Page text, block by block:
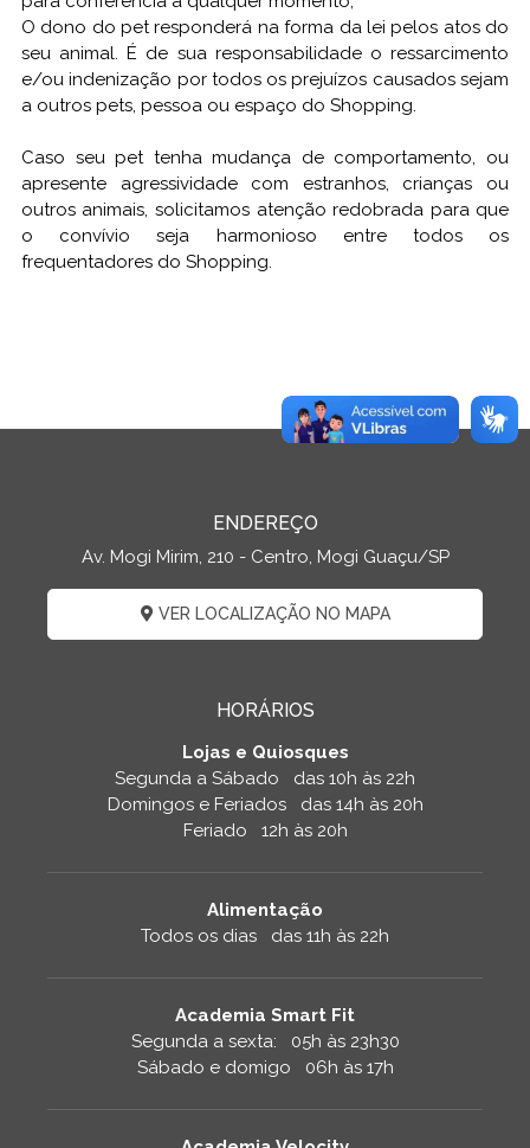
O dono do pet responderá na forma da lei pelos atos do
seu animal. É de sua responsabilidade o ressarcimento
e/ou indenização por todos os prejuízos causados sejam
a outros pets, pessoa ou espaço do Shopping.
Caso seu pet tenha mudança de comportamento, ou
apresente agressividade com estranhos, crianças ou
outros animais, solicitamos atenção redobrada para que
o convívio seja harmonioso entre todos os
frequentadores do Shopping.
ENDEREÇO
Av. Mogi Mirim, 210 - Centro, Mogi Guaçu/SP
VER LOCALIZAÇÃO NO MAPA
HORÁRIOS
Lojas e Quiosques
Segunda a Sábado das 10h às 22h
Domingos e Feriados das 14h às 20h
Feriado 12h às 20h
Alimentação
Todos os dias das 11h às 22h
Academia Smart Fit
Segunda a sexta: 05h às 23h30
Sábado e domigo 06h às 17h